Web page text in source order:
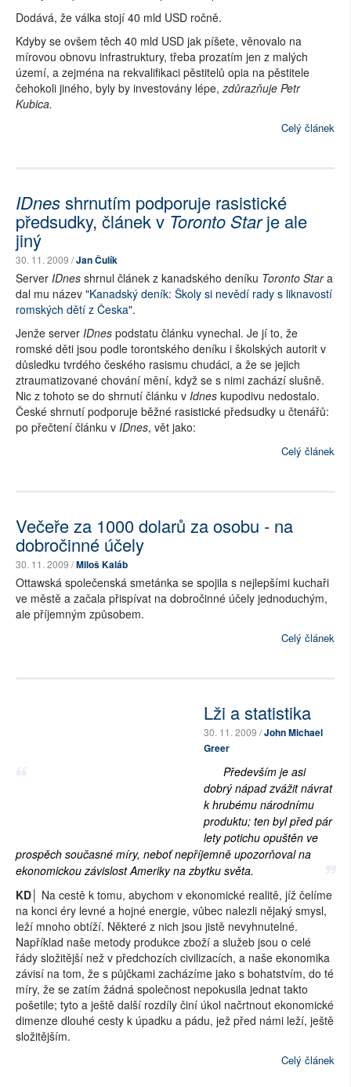
Dodává, že válka stojí 40 mld USD ročně.
Kdyby se ovšem těch 40 mld USD jak píšete, věnovalo na
mírovou obnovu infrastruktury, třeba prozatím jen z malých
území, a zejména na rekvalifikaci pěstitelů opia na pěstitele
čehokoli jiného, byly by investovány lépe,zdůrazňuje Petr
Kubica.
Celý článek
IDnesshrnutím podporuje rasistické
předsudky, článek vToronto Starje ale
jiný
30. 11. 2009 /Jan Čulík
Server IDnes shrnul článek z kanadského deníku Toronto Stara
dal mu název "Kanadský deník: Školy si nevědí rady s liknavostí
romských dětí z Česka".
Jenže server IDnes podstatu článku vynechal. Je jí to, že
romské děti jsou podle torontského deníku i školských autorit v
důsledku tvrdého českého rasismu chudáci, a že se jejich
ztraumatizované chování mění, když se s nimi zachází slušně.
Nic z tohoto se do shrnutí článku v Idnes kupodivu nedostalo.
České shrnutí podporuje běžné rasistické předsudky u čtenářů:
po přečtení článku v IDnes, vět jako:
Celý článek
Večeře za 1000 dolarů za osobu - na
dobročinné účely
30. 11. 2009 /Miloš Kaláb
Ottawská společenská smetánka se spojila s nejlepšími kuchaři
ve městě a začala přispívat na dobročinné účely jednoduchým,
ale příjemným způsobem.
Celý článek
Lži a statistika
30. 11. 2009 /John Michael
Greer
Především je asi
dobrý nápad zvážit návrat
k hrubému národnímu
produktu; ten byl před pár
lety potichu opuštěn ve
prospěch současné míry, neboť nepříjemně upozorňoval na
ekonomickou závislost Ameriky na zbytku světa.
KD│
Na cestě k tomu, abychom v ekonomické realitě, jíž čelíme
na konci éry levné a hojné energie, vůbec nalezli nějaký smysl,
leží mnoho obtíží. Některé z nich jsou jistě nevyhnutelné.
Například naše metody produkce zboží a služeb jsou o celé
řády složitější než v předchozích civilizacích, a naše ekonomika
závisí na tom, že s půjčkami zacházíme jako s bohatstvím, do té
míry, že se zatím žádná společnost nepokusila jednat takto
pošetile; tyto a ještě další rozdíly činí úkol načrtnout ekonomické
dimenze dlouhé cesty k úpadku a pádu, jež před námi leží, ještě
složitějším.
Celý článek